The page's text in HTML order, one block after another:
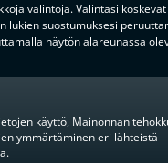
valintoja. Valintasi
lukien suostumuksesi
näytön alareunassa
käyttö, Mainonnan
ymmärtäminen eri lähteistä